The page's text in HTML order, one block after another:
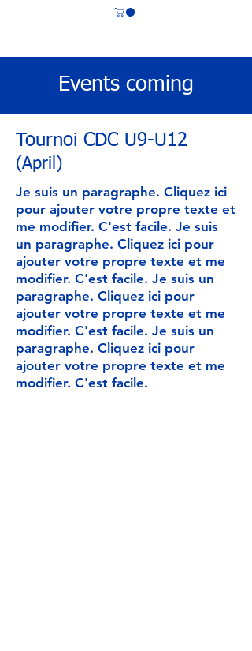
Events coming
Tournoi CDC U9-U12
(April)
Je suis un paragraphe. Cliquez ici
pour ajouter votre propre texte et
me modifier. C'est facile. Je suis
un paragraphe. Cliquez ici pour
ajouter votre propre texte et me
modifier. C'est facile. Je suis un
paragraphe. Cliquez ici pour
ajouter votre propre texte et me
modifier. C'est facile. Je suis un
paragraphe. Cliquez ici pour
ajouter votre propre texte et me
modifier. C'est facile.